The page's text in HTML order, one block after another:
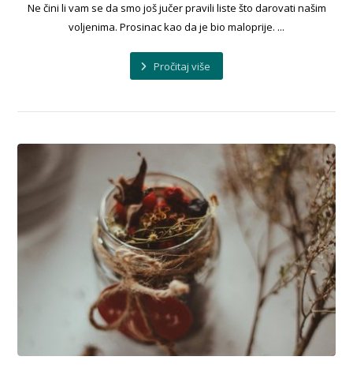
Ne čini li vam se da smo još jučer pravili liste što darovati našim
voljenima. Prosinac kao da je bio maloprije. ...
Pročitaj više